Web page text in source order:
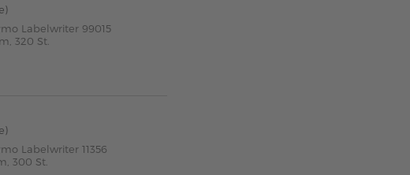
Labelwriter 99015
320 St.
Labelwriter 11356
300 St.